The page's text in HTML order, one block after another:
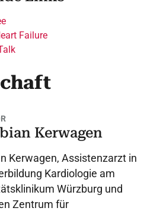
Failure
Kerwagen
Kerwagen, Assistenzarzt in
Kardiologie am
Würzburg und
Zentrum für